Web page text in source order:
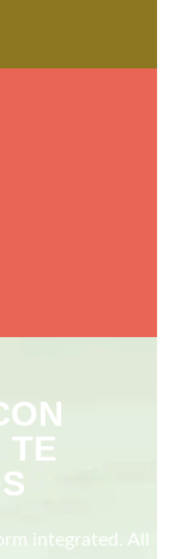
TE
integrated. All